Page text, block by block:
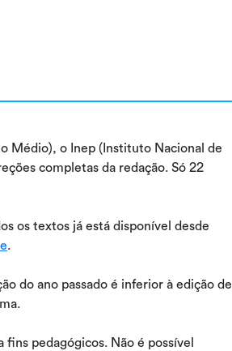
Médio), o Inep (Instituto Nacional de
completas da redação. Só 22
os textos já está disponível desde
.
do ano passado é inferior à edição de
fins pedagógicos. Não é possível